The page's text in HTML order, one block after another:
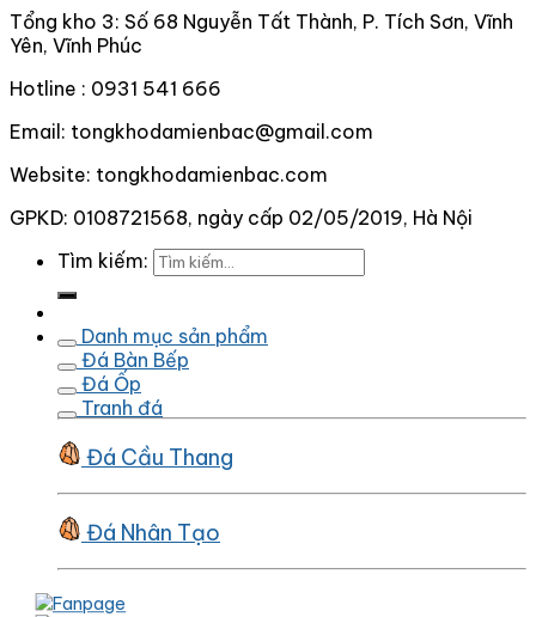
Tổng kho 3: Số 68 Nguyễn Tất Thành, P. Tích Sơn, Vĩnh
Yên, Vĩnh Phúc
Hotline : 0931 541 666
Email: tongkhodamienbac@gmail.com
Website: tongkhodamienbac.com
GPKD: 0108721568, ngày cấp 02/05/2019, Hà Nội
Tìm kiếm:
Danh mục sản phẩm
Đá Bàn Bếp
Đá Ốp
Tranh đá
Đá Cầu Thang
Đá Nhân Tạo